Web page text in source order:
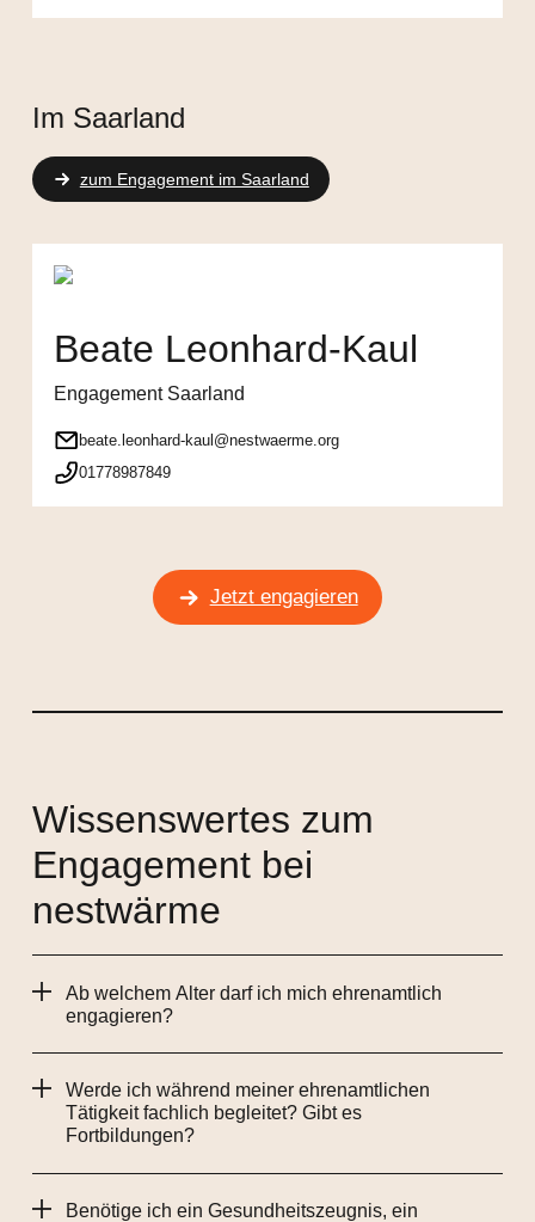
Im Saarland
zum Engagement im Saarland
Beate Leonhard-Kaul
Engagement Saarland
beate.leonhard-kaul@nestwaerme.org
01778987849
Jetzt engagieren
Wissenswertes zum
Engagement bei
nestwärme
Ab welchem Alter darf ich mich ehrenamtlich
engagieren?
Werde ich während meiner ehrenamtlichen
Tätigkeit fachlich begleitet? Gibt es
Fortbildungen?
Benötige ich ein Gesundheitszeugnis, ein